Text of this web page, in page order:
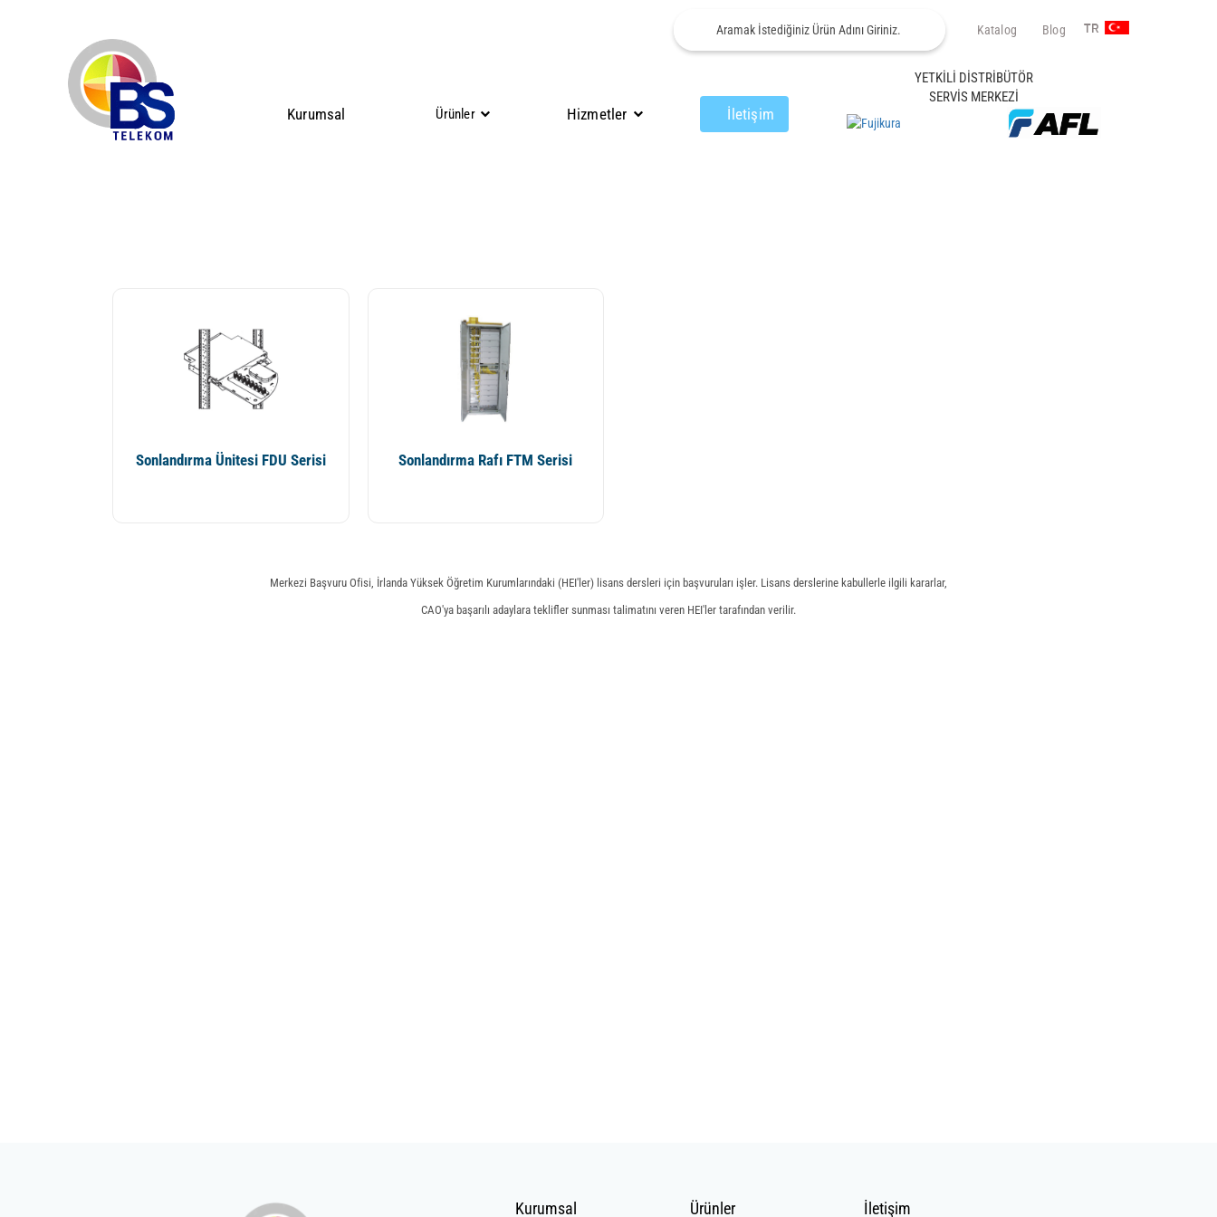
Katalog Blog TR
Kurumsal Ürünler Hizmetler İletişim
YETKİLİ DİSTRİBÜTÖR
SERVİS MERKEZİ
Sonlandırma Ünitesi FDU Serisi Sonlandırma Rafı FTM Serisi
Merkezi Başvuru Ofisi, İrlanda Yüksek Öğretim Kurumlarındaki (HEI'ler) lisans dersleri için başvuruları işler. Lisans derslerine kabullerle ilgili kararlar,
CAO'ya başarılı adaylara teklifler sunması talimatını veren HEI'ler tarafından verilir.
Kurumsal Ürünler İletişim